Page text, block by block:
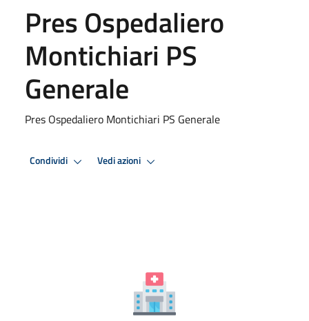
Pres Ospedaliero
Montichiari PS
Generale
Pres Ospedaliero Montichiari PS Generale
Condividi Vedi azioni